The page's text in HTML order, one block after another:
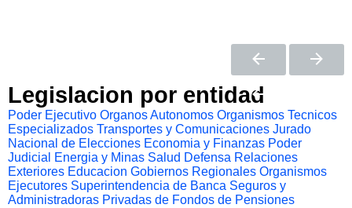
Legislacion por entidad
Poder Ejecutivo Organos Autonomos Organismos Tecnicos
Especializados Transportes y Comunicaciones Jurado
Nacional de Elecciones Economia y Finanzas Poder
Judicial
Energia y Minas Salud Defensa Relaciones
Exteriores Educacion Gobiernos Regionales Organismos
Ejecutores Superintendencia de Banca Seguros y
Administradoras Privadas de Fondos de Pensiones